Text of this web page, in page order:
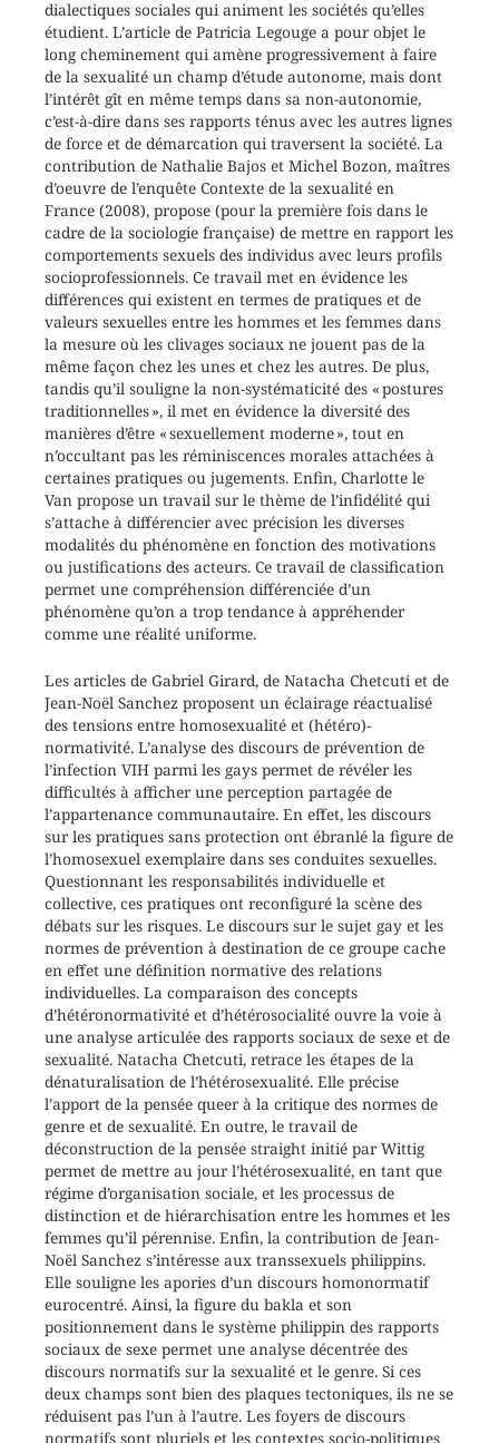
dialectiques sociales qui animent les sociétés qu’elles
étudient. L’article de Patricia Legouge a pour objet le
long cheminement qui amène progressivement à faire
de la sexualité un champ d’étude autonome, mais dont
l’intérêt gît en même temps dans sa non-autonomie,
c’est-à-dire dans ses rapports ténus avec les autres lignes
de force et de démarcation qui traversent la société. La
contribution de Nathalie Bajos et Michel Bozon, maîtres
d’oeuvre de l’enquête Contexte de la sexualité en
France (2008), propose (pour la première fois dans le
cadre de la sociologie française) de mettre en rapport les
comportements sexuels des individus avec leurs profils
socioprofessionnels. Ce travail met en évidence les
différences qui existent en termes de pratiques et de
valeurs sexuelles entre les hommes et les femmes dans
la mesure où les clivages sociaux ne jouent pas de la
même façon chez les unes et chez les autres. De plus,
tandis qu’il souligne la non-systématicité des « postures
traditionnelles », il met en évidence la diversité des
manières d’être « sexuellement moderne », tout en
n’occultant pas les réminiscences morales attachées à
certaines pratiques ou jugements. Enfin, Charlotte le
Van propose un travail sur le thème de l’infidélité qui
s’attache à différencier avec précision les diverses
modalités du phénomène en fonction des motivations
ou justifications des acteurs. Ce travail de classification
permet une compréhension différenciée d’un
phénomène qu’on a trop tendance à appréhender
comme une réalité uniforme.
Les articles de Gabriel Girard, de Natacha Chetcuti et de
Jean-Noël Sanchez proposent un éclairage réactualisé
des tensions entre homosexualité et (hétéro)-
normativité. L’analyse des discours de prévention de
l’infection VIH parmi les gays permet de révéler les
difficultés à afficher une perception partagée de
l’appartenance communautaire. En effet, les discours
sur les pratiques sans protection ont ébranlé la figure de
l’homosexuel exemplaire dans ses conduites sexuelles.
Questionnant les responsabilités individuelle et
collective, ces pratiques ont reconfiguré la scène des
débats sur les risques. Le discours sur le sujet gay et les
normes de prévention à destination de ce groupe cache
en effet une définition normative des relations
individuelles. La comparaison des concepts
d’hétéronormativité et d’hétérosocialité ouvre la voie à
une analyse articulée des rapports sociaux de sexe et de
sexualité. Natacha Chetcuti, retrace les étapes de la
dénaturalisation de l’hétérosexualité. Elle précise
l’apport de la pensée queer à la critique des normes de
genre et de sexualité. En outre, le travail de
déconstruction de la pensée straight initié par Wittig
permet de mettre au jour l’hétérosexualité, en tant que
régime d’organisation sociale, et les processus de
distinction et de hiérarchisation entre les hommes et les
femmes qu’il pérennise. Enfin, la contribution de Jean-
Noël Sanchez s’intéresse aux transsexuels philippins.
Elle souligne les apories d’un discours homonormatif
eurocentré. Ainsi, la figure du bakla et son
positionnement dans le système philippin des rapports
sociaux de sexe permet une analyse décentrée des
discours normatifs sur la sexualité et le genre. Si ces
deux champs sont bien des plaques tectoniques, ils ne se
réduisent pas l’un à l’autre. Les foyers de discours
normatifs sont pluriels et les contextes socio-politiques